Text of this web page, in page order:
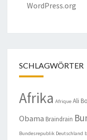
WordPress.org
SCHLAGWÖRTER
Afrika Afrique Ali
Obama Braindrain
Bundesrepublik Deutschland